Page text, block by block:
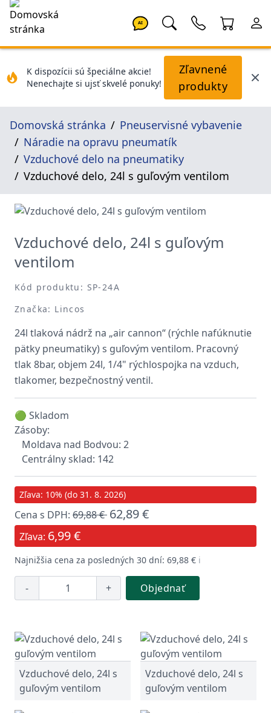
AI
K dispozícii sú špeciálne akcie!
Nenechajte si ujsť skvelé ponuky!
Zľavnené
produkty
Domovská stránka
Pneuservisné vybavenie
Náradie na opravu pneumatík
Vzduchové delo na pneumatiky
Vzduchové delo, 24l s guľovým ventilom
Vzduchové delo, 24l s guľovým
ventilom
Kód produktu: SP-24A
Značka: Lincos
24l tlaková nádrž na „air cannon“ (rýchle nafúknutie
pätky pneumatiky) s guľovým ventilom. Pracovný
tlak 8bar, objem 24l, 1/4" rýchlospojka na vzduch,
tlakomer, bezpečnostný ventil.
🟢 Skladom
Zásoby:
Moldava nad Bodvou: 2
Centrálny sklad: 142
Zľava: 10% (do 31. 8. 2026)
Cena s DPH: 69,88 € 62,89 €
Zľava: 6,99 €
Najnižšia cena za posledných 30 dní: 69,88 € ℹ️
- + Objednať
Vzduchové delo, 24l s
guľovým ventilom
Vzduchové delo, 24l s
guľovým ventilom